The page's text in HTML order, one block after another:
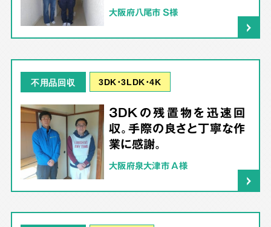
大阪府八尾市 S様
不用品回収 3DK･3LDK･4K
3DKの残置物を迅速回
収。手際の良さと丁寧な作
業に感謝。
大阪府泉大津市 A様